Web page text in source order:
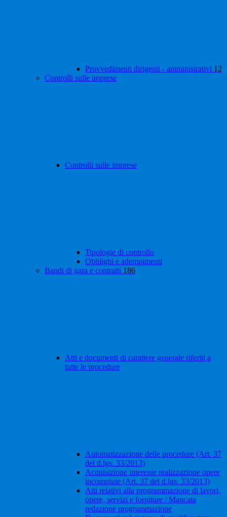
Provvedimenti dirigenti - amministrativi 12
Controlli sulle imprese
Controlli sulle imprese
Tipologie di controllo
Obblighi e adempimenti
Bandi di gara e contratti 186
Atti e documenti di carattere generale riferiti a
tutte le procedure
Automatizzazione delle procedure (Art. 37
del d.lgs. 33/2013)
Acquisizione interesse realizzazione opere
incompiute (Art. 37 del d.lgs. 33/2013)
Atti relativi alla programmazione di lavori,
opere, servizi e forniture / Mancata
redazione programmazione